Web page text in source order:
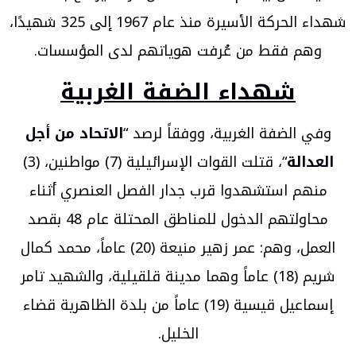
شهداء الحركة الأسيرة منذ عام 1967 إلى 325 شهيدًا،
وهم فقط من عُرفت هوياتهم لدى المؤسسات.
شهداء الضفة الغربية
وفي الضفة الغربية، ووفقاً لرصد “الاتحاد من أجل
العدالة
“، قتلت القوات الإسرائيلية (7) مواطنين، (3)
منهم استشهدوا قرب جدار الفصل العنصري أثناء
محاولتهم الدخول للمناطق المحتلة عام 48 بقصد
العمل، وهم: عمر زهير منيعة (20) عاماً، محمد كمال
شريم (18) عاماً وهما مدينة قلقيلية، والشهيد تامر
إسماعيل قيسية (19) عاماً من بلدة الظاهرية قضاء
الخليل.